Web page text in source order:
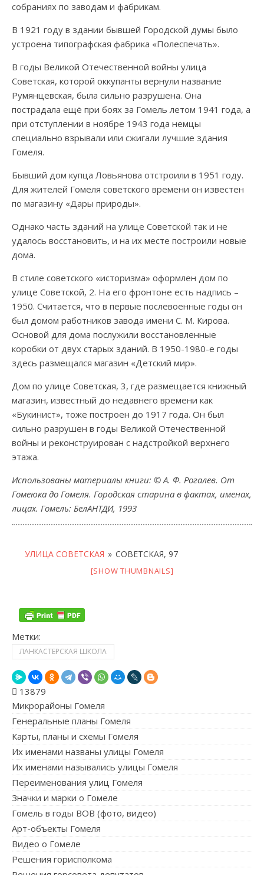
собраниях по заводам и фабрикам.
В 1921 году в здании бывшей Городской думы было
устроена типографская фабрика «Полеспечать».
В годы Великой Отечественной войны улица
Советская, которой оккупанты вернули название
Румянцевская, была сильно разрушена. Она
пострадала ещё при боях за Гомель летом 1941 года, а
при отступлении в ноябре 1943 года немцы
специально взрывали или сжигали лучшие здания
Гомеля.
Бывший дом купца Ловьянова отстроили в 1951 году.
Для жителей Гомеля советского времени он известен
по магазину «Дары природы».
Однако часть зданий на улице Советской так и не
удалось восстановить, и на их месте построили новые
дома.
В стиле советского «историзма» оформлен дом по
улице Советской, 2. На его фронтоне есть надпись –
1950. Считается, что в первые послевоенные годы он
был домом работников завода имени С. М. Кирова.
Основой для дома послужили восстановленные
коробки от двух старых зданий. В 1950-1980-е годы
здесь размещался магазин «Детский мир».
Дом по улице Советская, 3, где размещается книжный
магазин, известный до недавнего времени как
«Букинист», тоже построен до 1917 года. Он был
сильно разрушен в годы Великой Отечественной
войны и реконструирован с надстройкой верхнего
этажа.
Использованы материалы книги: © А. Ф. Рогалев. От
Гомеюка до Гомеля. Городская старина в фактах, именах,
лицах. Гомель: БелАНТДИ, 1993
УЛИЦА СОВЕТСКАЯ » СОВЕТСКАЯ, 97
[SHOW THUMBNAILS]
Метки:
ЛАНКАСТЕРСКАЯ ШКОЛА
13879
Микрорайоны Гомеля
Генеральные планы Гомеля
Карты, планы и схемы Гомеля
Их именами названы улицы Гомеля
Их именами назывались улицы Гомеля
Переименования улиц Гомеля
Значки и марки о Гомеле
Гомель в годы ВОВ (фото, видео)
Арт-объекты Гомеля
Видео о Гомеле
Решения горисполкома